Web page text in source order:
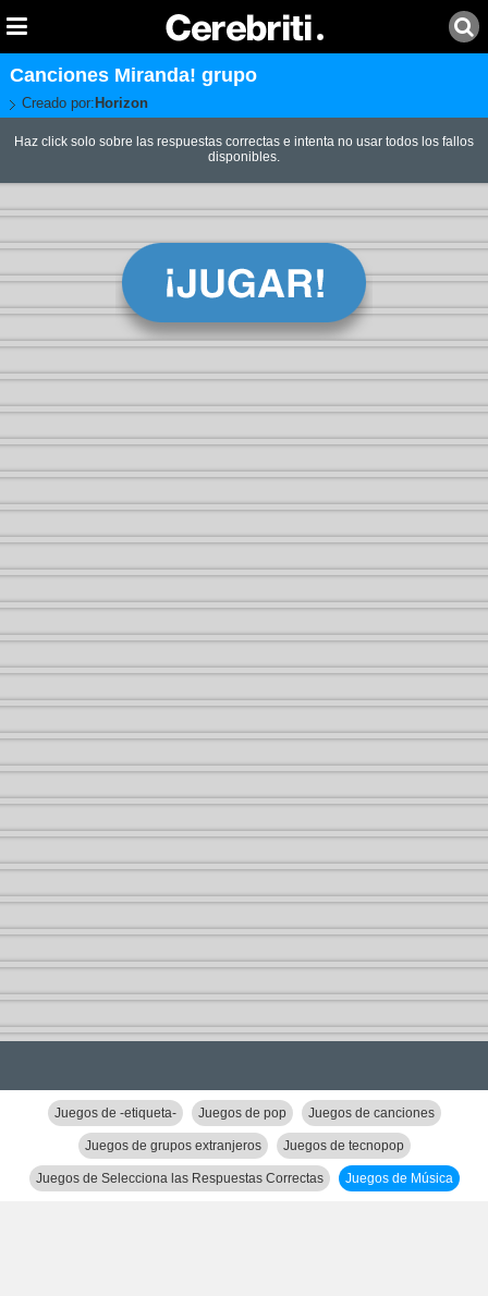
Canciones Miranda! grupo
Creado por: Horizon
Haz click solo sobre las respuestas correctas e intenta no usar todos los fallos
disponibles.
Juegos de -etiqueta- Juegos de pop Juegos de canciones
Juegos de grupos extranjeros Juegos de tecnopop
Juegos de Selecciona las Respuestas Correctas Juegos de Música